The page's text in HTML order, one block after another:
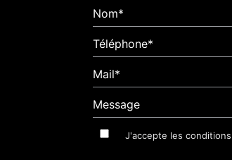
Nom*
Téléphone*
Mail*
Message
J'accepte les